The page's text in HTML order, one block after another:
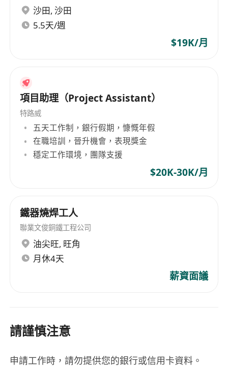
沙田, 沙田
5.5天/週
$19K/月
項目助理（Project Assistant）
特路威
五天工作制，銀行假期，慷慨年假
在職培訓，晉升機會，表現獎金
穩定工作環境，團隊支援
$20K-30K/月
鐵器燒焊工人
聯業文俊銅鐵工程公司
油尖旺, 旺角
月休4天
薪資面議
請謹慎注意
申請工作時，請勿提供您的銀行或信用卡資料。